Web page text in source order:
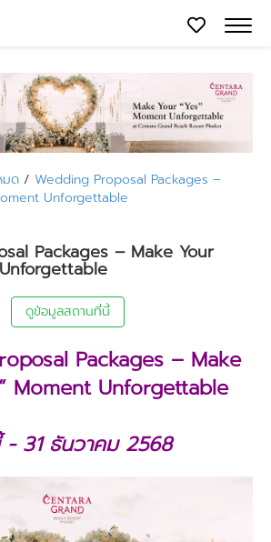
มด / Wedding Proposal Packages –
Unforgettable
Packages – Make Your
ดูข้อมูลสถานที่นี้
Packages – Make
Moment Unforgettable
31 ธันวาคม 2568